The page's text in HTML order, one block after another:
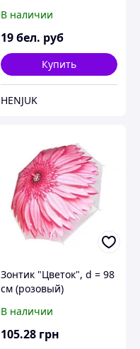
В наличии
19бел. руб
Купить
HENJUK
Зонтик "Цветок", d = 98
см (розовый)
В наличии
105.28 грн